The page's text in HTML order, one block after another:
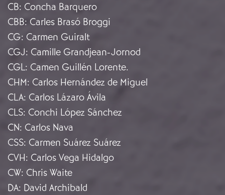
CB: Concha Barquero
CBB: Carles Brasó Broggi
CG: Carmen Guiralt
CGJ: Camille Grandjean-Jornod
CGL: Camen Guillén Lorente.
CHM: Carlos Hernández de Miguel
CLA: Carlos Lázaro Ávila
CLS: Conchi López Sánchez
CN: Carlos Nava
CSS: Carmen Suárez Suárez
CVH: Carlos Vega Hidalgo
CW: Chris Waite
DA: David Archibald